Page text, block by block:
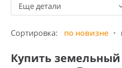
Еще детали
Сортировка: по новизне •
Купить